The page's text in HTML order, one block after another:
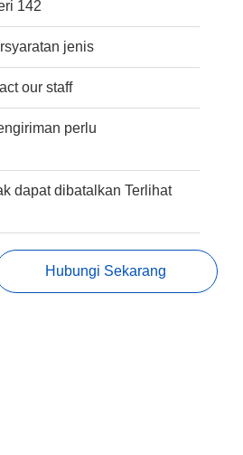
142
jenis
our staff
perlu
dapat dibatalkan Terlihat
Hubungi Sekarang